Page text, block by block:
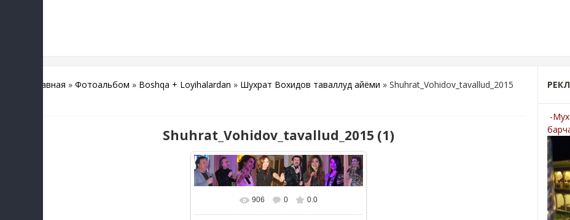
Главная » Фотоальбом » Boshqa + Loyihalardan » Шухрат Вохидов таваллуд айёми » Shuhrat_Vohidov_tavallud_2015
Shuhrat_Vohidov_tavallud_2015 (1)
906 0 0.0
-